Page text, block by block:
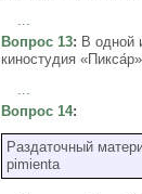
...
Вопрос 13: В одной
киностудия
Вопрос 14:
Раздаточный
pimienta